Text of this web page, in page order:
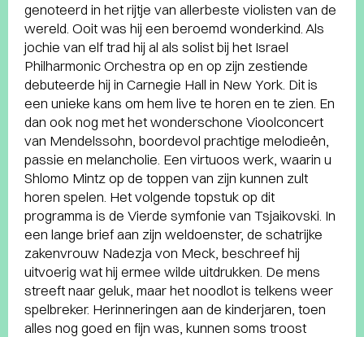
genoteerd in het rijtje van allerbeste violisten van de
wereld. Ooit was hij een beroemd wonderkind. Als
jochie van elf trad hij al als solist bij het Israel
Philharmonic Orchestra op en op zijn zestiende
debuteerde hij in Carnegie Hall in New York. Dit is
een unieke kans om hem live te horen en te zien. En
dan ook nog met het wonderschone Vioolconcert
van Mendelssohn, boordevol prachtige melodieën,
passie en melancholie. Een virtuoos werk, waarin u
Shlomo Mintz op de toppen van zijn kunnen zult
horen spelen. Het volgende topstuk op dit
programma is de Vierde symfonie van Tsjaikovski. In
een lange brief aan zijn weldoenster, de schatrijke
zakenvrouw Nadezja von Meck, beschreef hij
uitvoerig wat hij ermee wilde uitdrukken. De mens
streeft naar geluk, maar het noodlot is telkens weer
spelbreker. Herinneringen aan de kinderjaren, toen
alles nog goed en fijn was, kunnen soms troost